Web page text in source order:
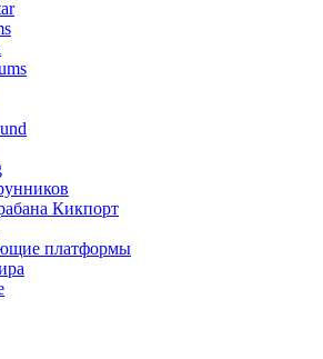
Кикпорт
платформы